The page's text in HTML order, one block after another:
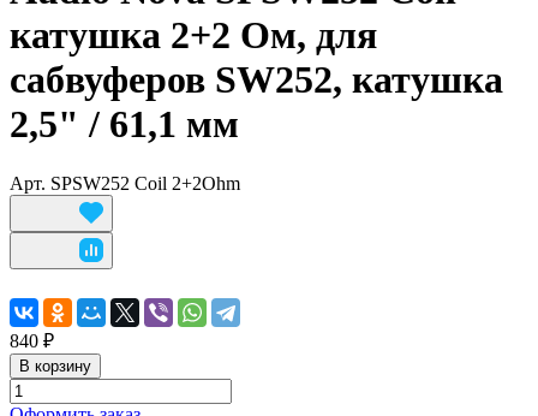
катушка 2+2 Ом, для
сабвуферов SW252, катушка
2,5" / 61,1 мм
Арт. SPSW252 Coil 2+2Ohm
840 ₽
В корзину